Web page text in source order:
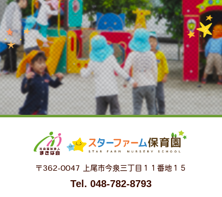
〒362-0047 上尾市今泉三丁目１１番地１５
Tel. 048-782-8793